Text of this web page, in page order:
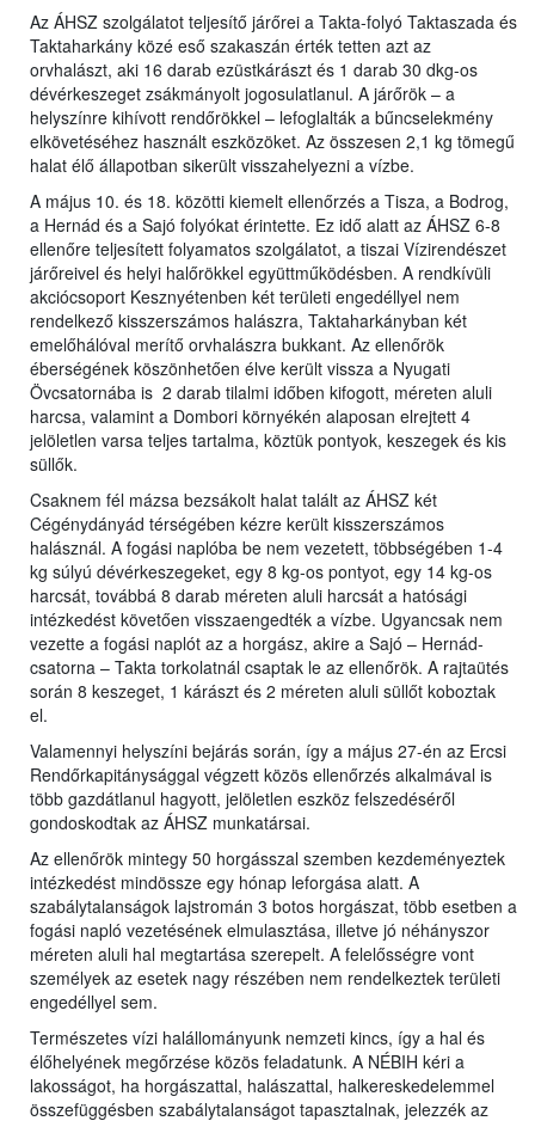
Az ÁHSZ szolgálatot teljesítő járőrei a Takta-folyó Taktaszada és
Taktaharkány közé eső szakaszán érték tetten azt az
orvhalászt, aki 16 darab ezüstkárászt és 1 darab 30 dkg-os
dévérkeszeget zsákmányolt jogosulatlanul. A járőrök – a
helyszínre kihívott rendőrökkel – lefoglalták a bűncselekmény
elkövetéséhez használt eszközöket. Az összesen 2,1 kg tömegű
halat élő állapotban sikerült visszahelyezni a vízbe.
A május 10. és 18. közötti kiemelt ellenőrzés a Tisza, a Bodrog,
a Hernád és a Sajó folyókat érintette. Ez idő alatt az ÁHSZ 6-8
ellenőre teljesített folyamatos szolgálatot, a tiszai Vízirendészet
járőreivel és helyi halőrökkel együttműködésben. A rendkívüli
akciócsoport Kesznyétenben két területi engedéllyel nem
rendelkező kisszerszámos halászra, Taktaharkányban két
emelőhálóval merítő orvhalászra bukkant. Az ellenőrök
éberségének köszönhetően élve került vissza a Nyugati
Övcsatornába is 2 darab tilalmi időben kifogott, méreten aluli
harcsa, valamint a Dombori környékén alaposan elrejtett 4
jelöletlen varsa teljes tartalma, köztük pontyok, keszegek és kis
süllők.
Csaknem fél mázsa bezsákolt halat talált az ÁHSZ két
Cégénydányád térségében kézre került kisszerszámos
halásznál. A fogási naplóba be nem vezetett, többségében 1-4
kg súlyú dévérkeszegeket, egy 8 kg-os pontyot, egy 14 kg-os
harcsát, továbbá 8 darab méreten aluli harcsát a hatósági
intézkedést követően visszaengedték a vízbe. Ugyancsak nem
vezette a fogási naplót az a horgász, akire a Sajó – Hernád-
csatorna – Takta torkolatnál csaptak le az ellenőrök. A rajtaütés
során 8 keszeget, 1 kárászt és 2 méreten aluli süllőt koboztak
el.
Valamennyi helyszíni bejárás során, így a május 27-én az Ercsi
Rendőrkapitánysággal végzett közös ellenőrzés alkalmával is
több gazdátlanul hagyott, jelöletlen eszköz felszedéséről
gondoskodtak az ÁHSZ munkatársai.
Az ellenőrök mintegy 50 horgásszal szemben kezdeményeztek
intézkedést mindössze egy hónap leforgása alatt. A
szabálytalanságok lajstromán 3 botos horgászat, több esetben a
fogási napló vezetésének elmulasztása, illetve jó néhányszor
méreten aluli hal megtartása szerepelt. A felelősségre vont
személyek az esetek nagy részében nem rendelkeztek területi
engedéllyel sem.
Természetes vízi halállományunk nemzeti kincs, így a hal és
élőhelyének megőrzése közös feladatunk. A NÉBIH kéri a
lakosságot, ha horgászattal, halászattal, halkereskedelemmel
összefüggésben szabálytalanságot tapasztalnak, jelezzék az